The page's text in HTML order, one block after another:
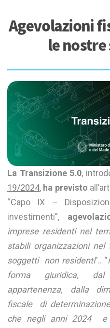
Agevolazioni
le
La Transizione 5.0,
19/2024, ha previsto
“Capo IX –
investimenti”,
imprese residenti nel
stabili organizzazioni
soggetti non residenti”.. “
forma giuridica, dal
appartenenza, dalla
fiscale di
che negli anni 2024